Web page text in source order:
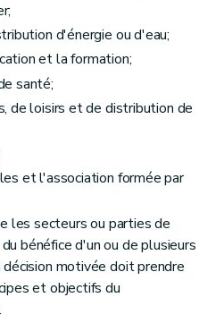
d'énergie ou d'eau;
et la formation;
santé;
de loisirs et de distribution de
et l'association formée par
les secteurs ou parties de
bénéfice d'un ou de plusieurs
décision motivée doit prendre
et objectifs du